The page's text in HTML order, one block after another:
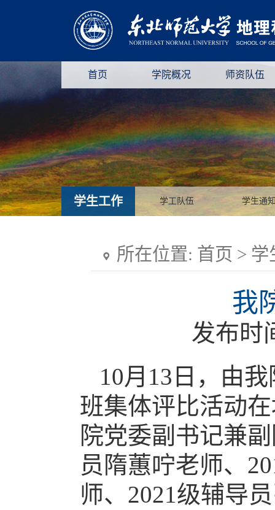
首页 学院概况 师资队伍
学生工作 学工队伍 学生通
所在位置: 首页 > 学
我
发布时
10月13 日 ，由
班集体评比活动
院党委副书记兼
员隋蕙咛老师、
师、2021级辅导